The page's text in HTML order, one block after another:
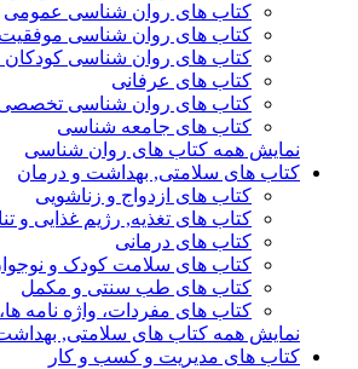
کتاب های روان شناسی عمومی
کتاب های روان شناسی موفقیت
کتاب های روان شناسی کودکان
کتاب های عرفانی
کتاب های روان شناسی
کتاب های جامعه شناسی
نمایش همه کتاب های روان شناسی
کتاب های سلامتی, بهداشت و درمان
کتاب های ازدواج و زناشویی
کتاب های تغذیه, رژیم غذایی و
کتاب های درمانی
کتاب های سلامت کودک و
کتاب های طب سنتی و مکمل
کتاب های مفردات، واژه نامه
نمایش همه کتاب های سلامتی,
کتاب های مدیریت و کسب و کار